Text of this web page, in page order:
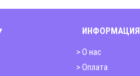
ИНФОРМАЦИЯ
> О нас
> Оплата